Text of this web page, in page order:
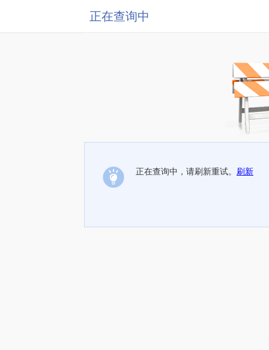
正在查询中
正在查询中，请刷新重试。 刷新